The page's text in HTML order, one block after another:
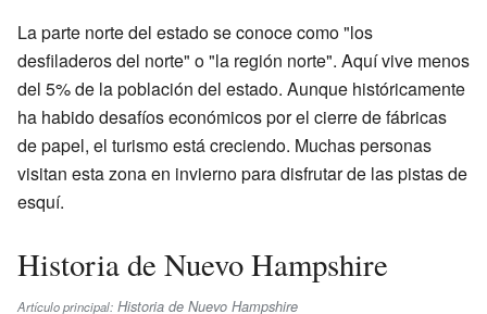
La parte norte del estado se conoce como "los
desfiladeros del norte" o "la región norte". Aquí vive menos
del 5% de la población del estado. Aunque históricamente
ha habido desafíos económicos por el cierre de fábricas
de papel, el turismo está creciendo. Muchas personas
visitan esta zona en invierno para disfrutar de las pistas de
esquí.
Historia de Nuevo Hampshire
Artículo principal: Historia de Nuevo Hampshire